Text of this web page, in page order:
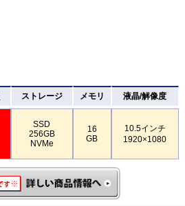
ストレージ メモリ 液晶/解像度
SSD
256GB
NVMe
16
GB
10.5インチ
1920×1080